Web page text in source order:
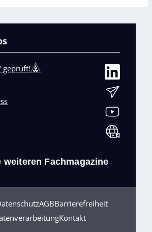
geprüft!
weiteren Fachmagazine
AGBBarrierefreiheit
Kontakt